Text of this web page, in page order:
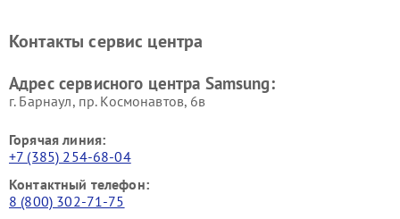
Контакты сервис центра
Адрес сервисного центра Samsung:
г. Барнаул, ​пр. Космонавтов, 6в
Горячая линия:
+7 (385) 254-68-04
Контактный телефон:
8 (800) 302-71-75